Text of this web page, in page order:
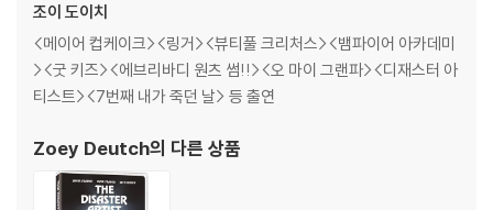
조이 도이치
<메이어 컵케이크><링거><뷰티풀 크리처스><뱀파이어 아카데미
><굿 키즈><에브리바디 원츠 썸!!><오 마이 그랜파><디재스터 아
티스트><7번째 내가 죽던 날> 등 출연
Zoey Deutch의 다른 상품